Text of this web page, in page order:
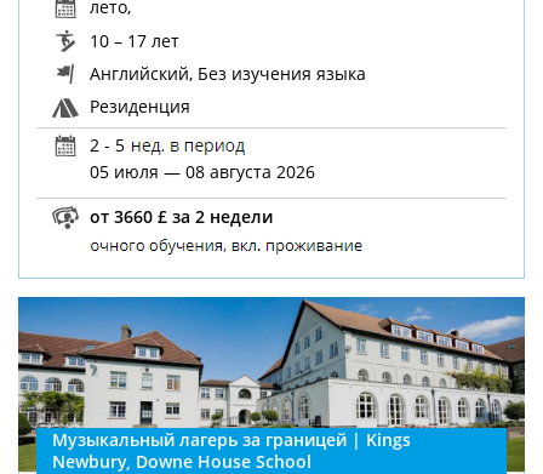
лето,
10 – 17 лет
Английский, Без изучения языка
Резиденция
2 - 5
05 июля — 08 августа 2026
от 3660 £ за 2 недели
Музыкальный лагерь за границей | Kings
Newbury, Downe House School